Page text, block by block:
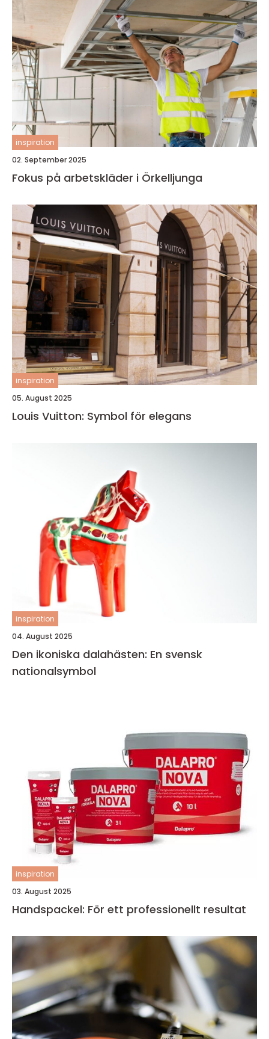
inspiration
02. September 2025
Fokus på arbetskläder i Örkelljunga
inspiration
05. August 2025
Louis Vuitton: Symbol för elegans
inspiration
04. August 2025
Den ikoniska dalahästen: En svensk
nationalsymbol
inspiration
03. August 2025
Handspackel: För ett professionellt resultat